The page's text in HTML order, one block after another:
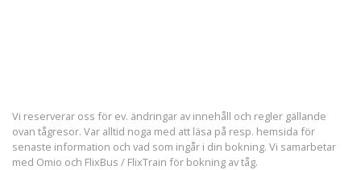
Vi reserverar oss för ev. ändringar av innehåll och regler gällande
ovan tågresor. Var alltid noga med att läsa på resp. hemsida för
senaste information och vad som ingår i din bokning. Vi samarbetar
med Omio och FlixBus / FlixTrain för bokning av tåg.